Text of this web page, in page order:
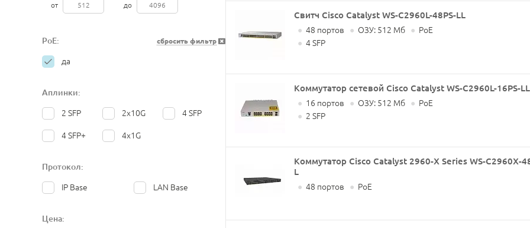
от до
PoE: сбросить фильтр
да
Аплинки:
2 SFP 2x10G 4 SFP
4 SFP+ 4x1G
Протокол:
IP Base LAN Base
Цена:
Свитч Cisco Catalyst WS-C2960L-48PS-LL
● 48 портов ● ОЗУ: 512 Мб ● PoE
● 4 SFP
Коммутатор сетевой Cisco Catalyst WS-C2960L-16PS-LL
● 16 портов ● ОЗУ: 512 Мб ● PoE
● 2 SFP
Коммутатор Cisco Catalyst 2960-X Series WS-C2960X-
L
● 48 портов ● PoE